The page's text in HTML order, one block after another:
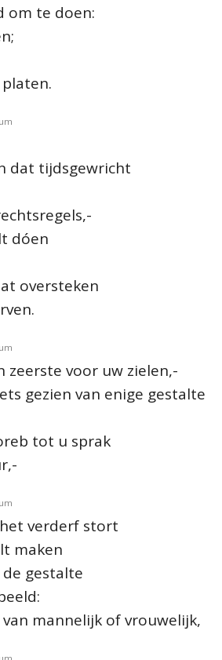
om te doen:
dat tijdsgewricht
dóen
oversteken
zeerste voor uw zielen,-
gezien van enige gestalte
tot u sprak
verderf stort
maken
gestalte
mannelijk of vrouwelijk,